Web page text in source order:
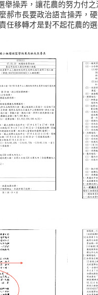
舉操弄，讓花農的努力付之
郝市長要政治語言操弄，
任移轉才是對不起花農的選